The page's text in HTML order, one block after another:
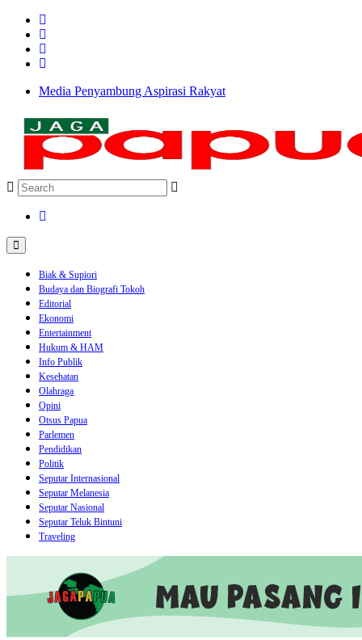
Media Penyambung Aspirasi Rakyat
Biak & Supiori
Budaya dan Biografi Tokoh
Editorial
Ekonomi
Entertainment
Hukum & HAM
Info Publik
Kesehatan
Olahraga
Opini
Otsus Papua
Parlemen
Pendidikan
Politik
Seputar Internasional
Seputar Melanesia
Seputar Nasional
Seputar Teluk Bintuni
Traveling